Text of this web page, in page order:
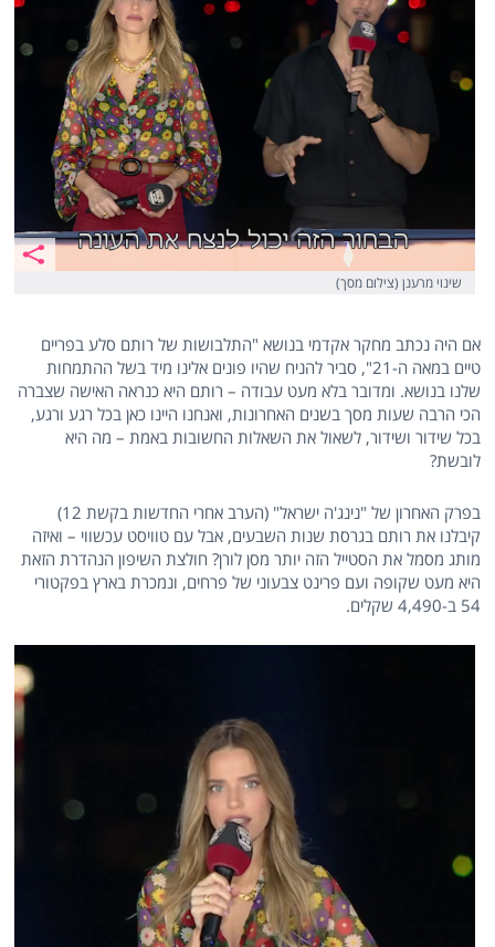
שינוי מרענן (צילום מסך)
אם היה נכתב מחקר אקדמי בנושא "התלבושות של רותם סלע בפריים
טיים במאה ה-21", סביר להניח שהיו פונים אלינו מיד בשל ההתמחות
שלנו בנושא. ומדובר בלא מעט עבודה – רותם היא כנראה האישה שצברה
הכי הרבה שעות מסך בשנים האחרונות, ואנחנו היינו כאן בכל רגע ורגע,
בכל שידור ושידור, לשאול את השאלות החשובות באמת – מה היא
לובשת?
בפרק האחרון של "נינג'ה ישראל" (הערב אחרי החדשות בקשת 12)
קיבלנו את רותם בגרסת שנות השבעים, אבל עם טוויסט עכשווי – ואיזה
מותג מסמל את הסטייל הזה יותר מסן לורן? חולצת השיפון הנהדרת הזאת
היא מעט שקופה ועם פרינט צבעוני של פרחים, ונמכרת בארץ בפקטורי
54 ב-4,490 שקלים.